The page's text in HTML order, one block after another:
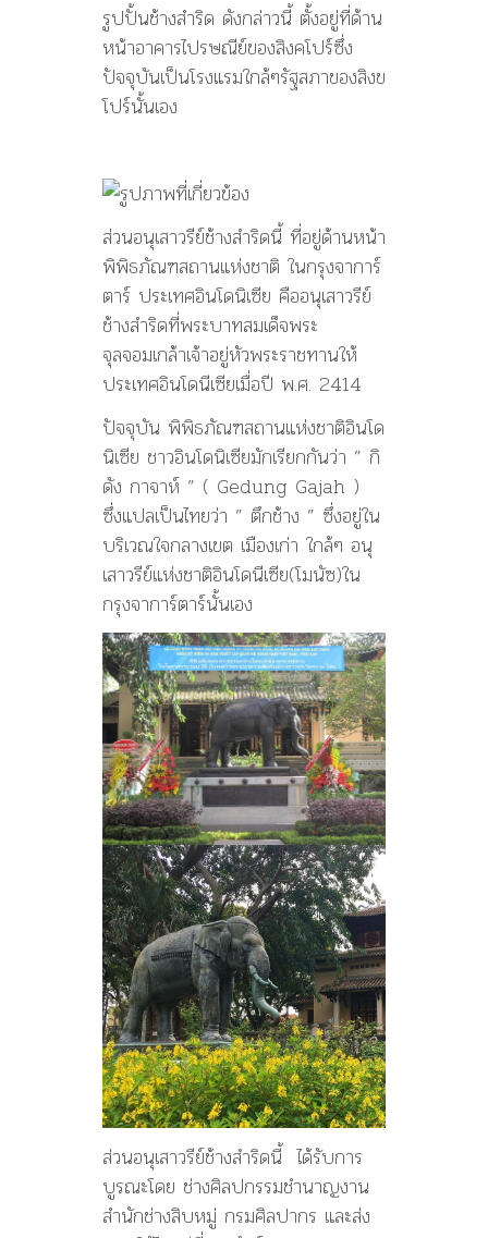
รูปปั้นช้างสำริด ดังกล่าวนี้ ตั้งอยู่ที่ด้าน
หน้าอาคารไปรษณีย์ของสิงคโปร์ซึ่ง
ปัจจุบันเป็นโรงแรมใกล้ๆรัฐสภาของสิงข
โปร์นั้นเอง
ส่วนอนุเสาวรีย์ช้างสำริดนี้ ที่อยู่ด้านหน้า
พิพิธภัณฑสถานแห่งชาติ ในกรุงจาการ์
ตาร์ ประเทศอินโดนิเซีย คืออนุเสาวรีย์
ช้างสำริดที่พระบาทสมเด็จพระ
จุลจอมเกล้าเจ้าอยู่หัวพระราชทานให้
ประเทศอินโดนีเซียเมื่อปี พ.ศ. 2414
ปัจจุบัน พิพิธภัณฑสถานแห่งชาติอินโด
นิเซีย ชาวอินโดนิเซียมักเรียกกันว่า ” กิ
ดัง กาจาห์ ” ( Gedung Gajah )
ซึ่งแปลเป็นไทยว่า ” ตึกช้าง ” ซึ่งอยู่ใน
บริเวณใจกลางเขต เมืองเก่า ใกล้ๆ อนุ
เสาวรีย์แห่งชาติอินโดนีเซีย(โมนัซ)ใน
กรุงจาการ์ตาร์นั้นเอง
ส่วนอนุเสาวรีย์ช้างสำริดนี้ ได้รับการ
บูรณะโดย ช่างศิลปกรรมชำนาญงาน
สำนักช่างสิบหมู่ กรมศิลปากร และส่ง